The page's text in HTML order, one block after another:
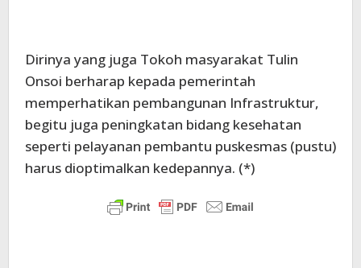
Dirinya yang juga Tokoh masyarakat Tulin
Onsoi berharap kepada pemerintah
memperhatikan pembangunan Infrastruktur,
begitu juga peningkatan bidang kesehatan
seperti pelayanan pembantu puskesmas (pustu)
harus dioptimalkan kedepannya. (*)